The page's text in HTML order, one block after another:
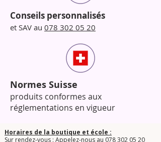
Conseils personnalisés
et SAV au 078 302 05 20
Normes Suisse
produits conformes aux
réglementations en vigueur
Horaires de la boutique et école :
Sur rendez-vous : Appelez-nous au 078 302 05 20